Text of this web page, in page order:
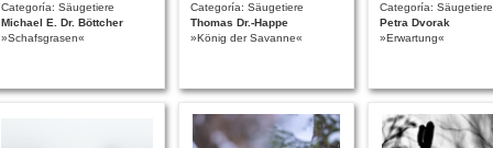
Categoría: Säugetiere
Michael E. Dr. Böttcher
»Schafsgrasen«
Categoría: Säugetiere
Thomas Dr.-Happe
»König der Savanne«
Categoría: Säugetiere
Petra Dvorak
»Erwartung«